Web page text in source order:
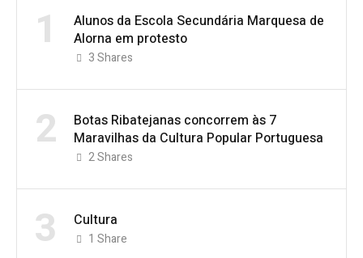
1
Alunos da Escola Secundária Marquesa de
Alorna em protesto
3Shares
2
Botas Ribatejanas concorrem às 7
Maravilhas da Cultura Popular Portuguesa
2Shares
3 Cultura
1 Share